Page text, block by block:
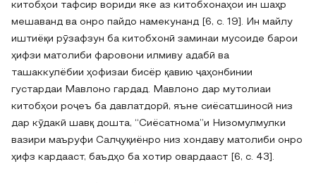
китобҳои тафсир вориди яке аз китобхонаҳои ин шаҳр
мешаванд ва онро пайдо намекунанд [6, c. 19]. Ин майлу
иштиёқи рӯзафзун ба китобхонӣ заминаи мусоиде барои
ҳифзи матолиби фаровони илмиву адабӣ ва
ташаккулёбии ҳофизаи бисёр қавию ҷаҳонбинии
густардаи Мавлоно гардад. Мавлоно дар мутолиаи
китобҳои роҷеъ ба давлатдорӣ, яъне сиёсатшиносӣ низ
дар кӯдакӣ шавқ дошта, “Сиёсатнома”и Низомулмулки
вазири маъруфи Салҷуқиёнро низ хондаву матолиби онро
ҳифз кардааст, баъдҳо ба хотир овардааст [6, c. 43].